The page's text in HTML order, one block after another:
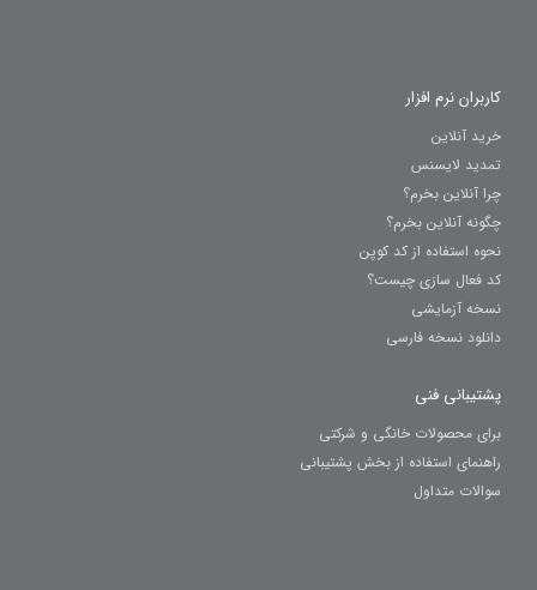
کاربران نرم افزار
خرید آنلاین
تمدید لایسنس
چرا آنلاین بخرم؟
چگونه آنلاین بخرم؟
نحوه استفاده از کد کوپن
کد فعال سازی چیست؟
نسخه آزمایشی
دانلود نسخه فارسی
پشتیبانی فنی
برای محصولات خانگی و شرکتی
راهنمای استفاده از بخش پشتیبانی
سوالات متداول